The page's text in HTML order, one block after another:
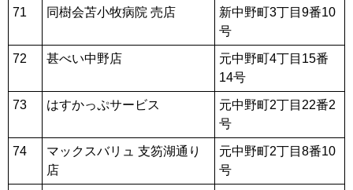
71 同樹会苫小牧病院 売店
新中野町3丁目9番10
号
72 甚べい中野店
元中野町4丁目15番
14号
73 はすかっぷサービス
元中野町2丁目22番2
号
74
マックスバリュ 支笏湖通り
店
元中野町2丁目8番10
号